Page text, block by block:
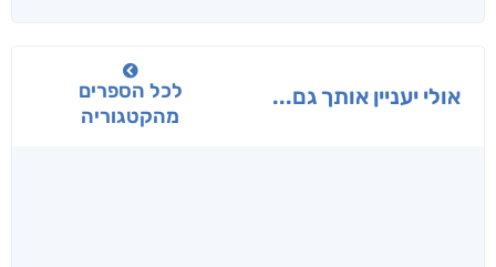
אולי יעניין אותך גם...
לכל הספרים
מהקטגוריה